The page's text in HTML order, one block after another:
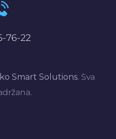
76-22
Smart Solutions. Sva